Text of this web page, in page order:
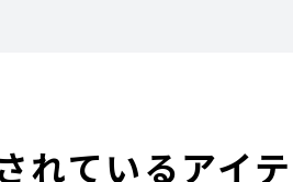
れているアイ